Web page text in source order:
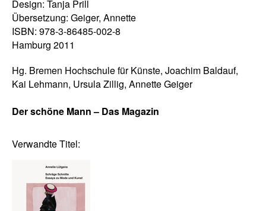
Hg. Bremen Hochschule für Künste, Joachim Baldauf,
Kai Lehmann, Ursula Zillig, Annette Geiger
Der schöne Mann – Das Magazin
Design: Tanja Prill
Übersetzung: Geiger, Annette
ISBN: 978-3-86485-002-8
Hamburg 2011
Verwandte Titel: